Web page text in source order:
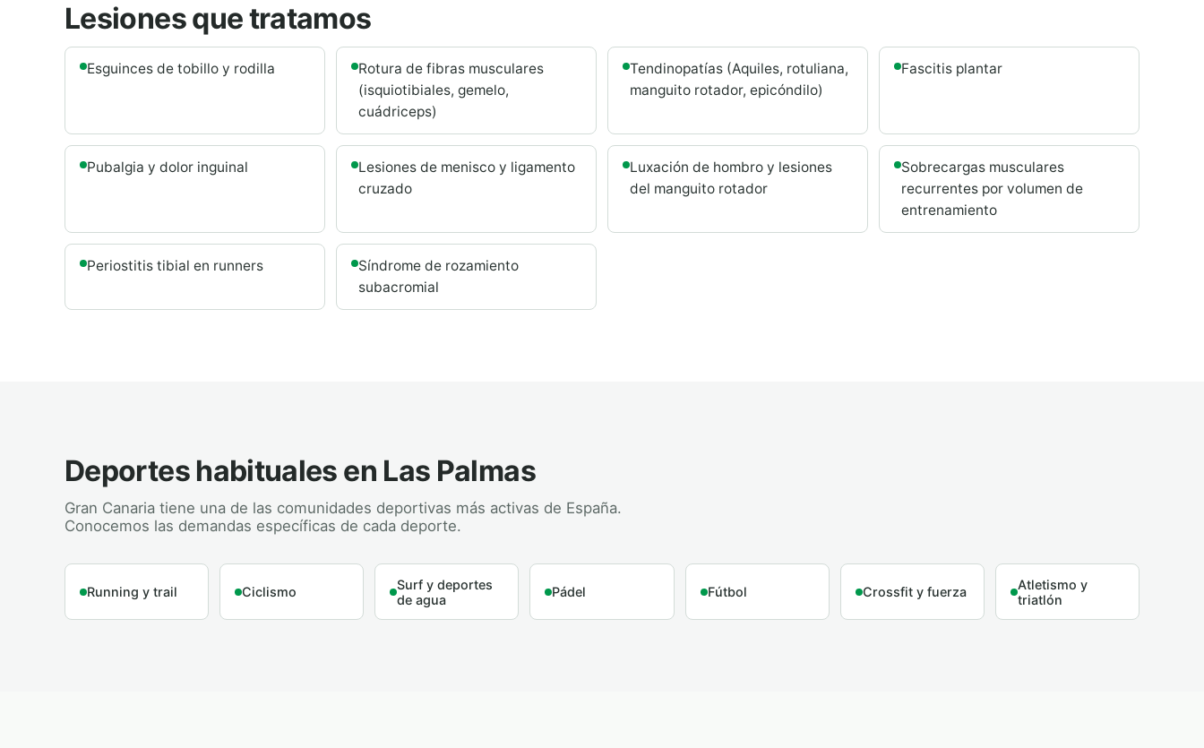
Lesiones que tratamos
Esguinces de tobillo y rodilla
Rotura de fibras musculares
(isquiotibiales, gemelo,
cuádriceps)
Tendinopatías (Aquiles, rotuliana,
manguito rotador, epicóndilo)
Fascitis plantar
Pubalgia y dolor inguinal
Lesiones de menisco y ligamento
cruzado
Luxación de hombro y lesiones
del manguito rotador
Sobrecargas musculares
recurrentes por volumen de
entrenamiento
Periostitis tibial en runners
Síndrome de rozamiento
subacromial
Deportes habituales en Las Palmas
Gran Canaria tiene una de las comunidades deportivas más activas de España.
Conocemos las demandas específicas de cada deporte.
Running y trail Ciclismo
Surf y deportes
de agua
Pádel Fútbol Crossfit y fuerza
Atletismo y
triatlón